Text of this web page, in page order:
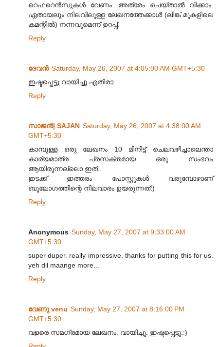
റെഫറെന്‍സുകള്‍ വേണം. അത്രേം ചെയ്താല്‍ വിക്കാം.
ഏതായലും നിലവിലുള്ള ലേഖനത്തേക്കാള്‍ (ലിങ്ക് മുകളിലെ
കമന്റില്‍) നന്നവുമെന്ന് ഉറപ്പ്.
Reply
ദേവന്‍ Saturday, May 26, 2007 at 4:05:00 AM GMT+5:30
ഇഷ്ടപ്പെട്ടു വായിച്ചു എതിരാ.
Reply
സാജന്‍| SAJAN Saturday, May 26, 2007 at 4:38:00 AM
GMT+5:30
കാമ്പുള്ള ഒരു ലേഖനം 10 മിനിട്ട് ചെലവഴിച്ചാലെന്താ
കാര്യമാത്ര പ്രസക്തമായ ഒരു സംഭവം
ആയിരുന്നല്ലൊ ഇത്..
ഇടക്ക് ഇത്തരം പോസ്റ്റുകള്‍ വരുമ്പോഴാണ്
ബൂലോഗത്തിന്റെ നിലവാരം ഉയരുന്നത്:)
Reply
Anonymous Sunday, May 27, 2007 at 9:33:00 AM
GMT+5:30
super duper. really impressive. thanks for putting this for us.
yeh dil maange more...
Reply
വേണു venu Sunday, May 27, 2007 at 8:16:00 PM
GMT+5:30
വളരെ സമഗ്രമായ ലേഖനം. വായിച്ചു. ഇഷ്ടപ്പെട്ടു.:)